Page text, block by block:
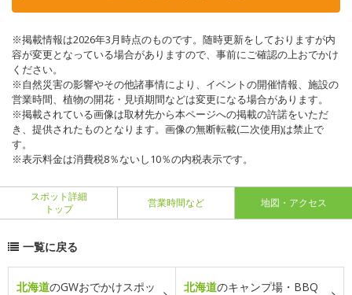
※掲載情報は2026年3月時点のものです。随時更新をしておりますが内
容が変更となっている場合がありますので、事前にご確認の上おでかけ
ください。
※自然災害の影響やその他諸事情により、イベントの開催情報、施設の
営業時間、植物の開花・見頃期間などは変更になる場合があります。
※掲載されている画像は取材先から本ページへの掲載の許諾をいただ
き、提供されたものとなります。画像の無断転載(二次使用)は禁止で
す。
※表示料金は消費税8％ないし10％の内税表示です。
スポット詳細
トップ
営業時間など 地図・アクセス
一覧に戻る
北海道のGWおでかけスポッ
北海道のキャンプ場・BBQ